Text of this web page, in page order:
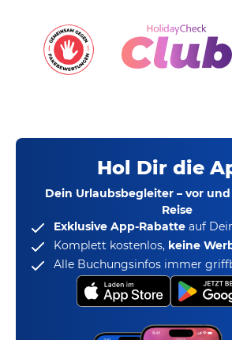
Hol Dir die
Dein Urlaubsbegleiter – vor
Reise
Exklusive App-Rabatte auf
Komplett kostenlos, keine
Alle Buchungsinfos immer